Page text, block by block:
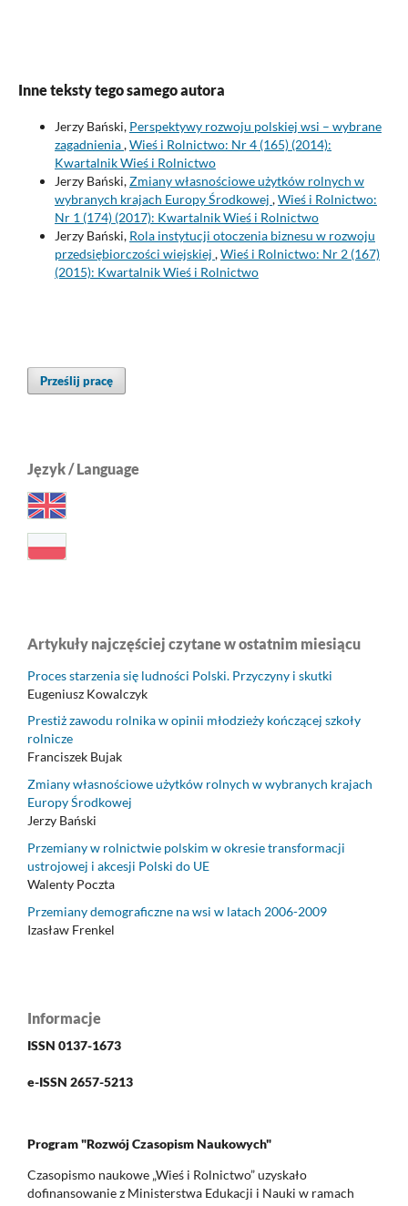
Inne teksty tego samego autora
Jerzy Bański, Perspektywy rozwoju polskiej wsi – wybrane
zagadnienia,Wieś i Rolnictwo: Nr 4 (165) (2014):
Kwartalnik Wieś i Rolnictwo
Jerzy Bański,Zmiany własnościowe użytków rolnych w
wybranych krajach Europy Środkowej ,Wieś i Rolnictwo:
Nr 1 (174) (2017): Kwartalnik Wieś i Rolnictwo
Jerzy Bański, Rola instytucji otoczenia biznesu w rozwoju
przedsiębiorczości wiejskiej ,Wieś i Rolnictwo: Nr 2 (167)
(2015): Kwartalnik Wieś i Rolnictwo
Prześlij pracę
Język / Language
Artykuły najczęściej czytane w ostatnim miesiącu
Proces starzenia się ludności Polski. Przyczyny i skutki
Eugeniusz Kowalczyk
Prestiż zawodu rolnika w opinii młodzieży kończącej szkoły
rolnicze
Franciszek Bujak
Zmiany własnościowe użytków rolnych w wybranych krajach
Europy Środkowej
Jerzy Bański
Przemiany w rolnictwie polskim w okresie transformacji
ustrojowej i akcesji Polski do UE
Walenty Poczta
Przemiany demograficzne na wsi w latach 2006-2009
Izasław Frenkel
Informacje
ISSN 0137-1673
e-ISSN 2657-5213
Program "Rozwój Czasopism Naukowych"
Czasopismo naukowe „Wieś i Rolnictwo” uzyskało
dofinansowanie z Ministerstwa Edukacji i Nauki w ramach